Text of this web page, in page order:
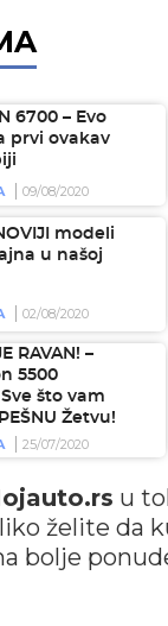
6700 – Evo
prvi ovakav
09/08/2020
modeli
u našoj
02/08/2020
RAVAN! –
5500
što vam
Žetvu!
25/07/2020
u
želite da
bolje